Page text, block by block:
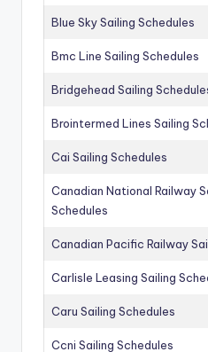
Blue Sky Sailing Schedules
Bmc Line Sailing Schedules
Bridgehead Sailing
Brointermed Lines Sailing
Cai Sailing Schedules
Canadian National Railway
Schedules
Canadian Pacific Railway
Carlisle Leasing Sailing
Caru Sailing Schedules
Ccni Sailing Schedules